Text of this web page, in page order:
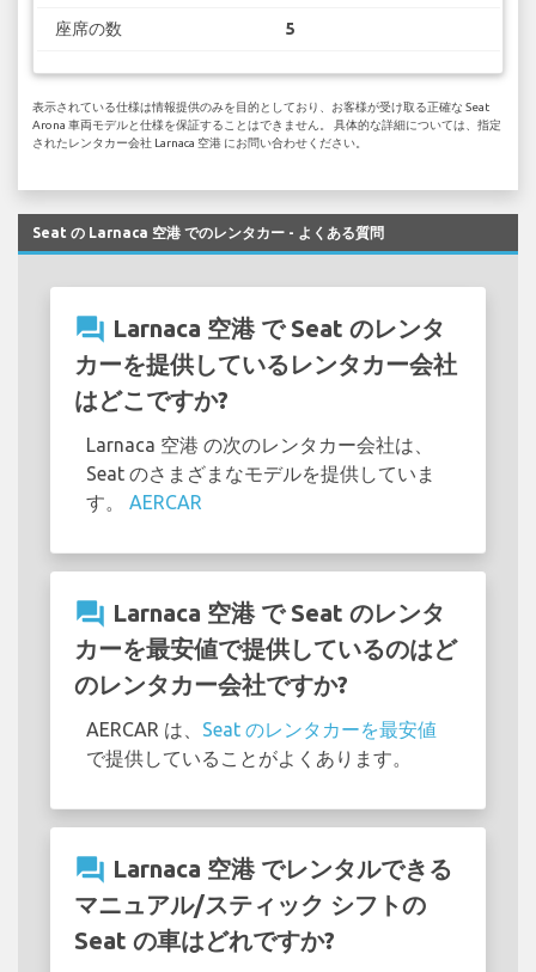
座席の数 5
表示されている仕様は情報提供のみを目的としており、お客様が受け取る正確な Seat
Arona 車両モデルと仕様を保証することはできません。 具体的な詳細については、指定
されたレンタカー会社 Larnaca 空港 にお問い合わせください。
Seat の Larnaca 空港 でのレンタカー - よくある質問
question_answer Larnaca 空港 で Seat のレンタ
カーを提供しているレンタカー会社
はどこですか?
Larnaca 空港 の次のレンタカー会社は、
Seat のさまざまなモデルを提供していま
す。 AERCAR
question_answer Larnaca 空港 で Seat のレンタ
カーを最安値で提供しているのはど
のレンタカー会社ですか?
AERCAR は、 Seat のレンタカーを最安値
で提供していることがよくあります。
question_answer Larnaca 空港 でレンタルできる
マニュアル/スティック シフトの
Seat の車はどれですか?